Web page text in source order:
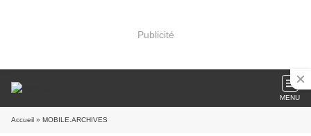
Publicité
MENU
Accueil » MOBILE.ARCHIVES